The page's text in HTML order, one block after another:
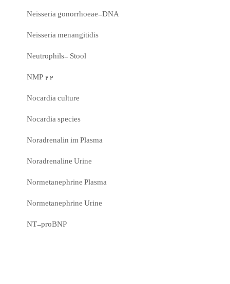
Neisseria gonorrhoeae-DNA
Neisseria menangitidis
Neutrophils- Stool
NMP 22
Nocardia culture
Nocardia species
Noradrenalin im Plasma
Noradrenaline Urine
Normetanephrine Plasma
Normetanephrine Urine
NT-proBNP